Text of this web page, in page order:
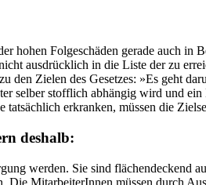
hohen Folgeschäden gerade auch in
ausdrücklich in die Liste der zu
den Zielen des Gesetzes: »Es geht
selber stofflich abhängig wird und
erkranken, müssen die
deshalb:
werden. Sie sind flächendeckend
MitarbeiterInnen müssen durch